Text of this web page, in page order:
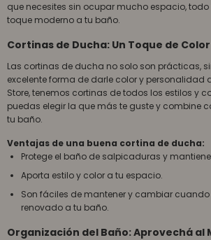
que necesites sin ocupar mucho espacio,
toque moderno a tu baño.
Cortinas de Ducha: Un Toque de
Las cortinas de ducha no solo son prácticas,
excelente forma de darle color y personalidad
Store, tenemos cortinas de todos los estilos y
puedas elegir la que más te guste y combine
tu baño.
Ventajas de una buena cortina de ducha:
Protege el baño de salpicaduras y
Aporta estilo y color a tu espacio.
Son fáciles de mantener y cambiar
renovado a tu baño.
Organización del Baño: Aprovechá al